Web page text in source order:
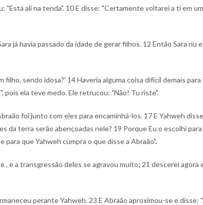
"Está ali na tenda". 10 E disse: "Certamente voltarei a ti em
já havia passado da idade de gerar filhos. 12 Então Sara riu
filho, sendo idosa?' 14 Haveria alguma coisa difícil demais
pois ela teve medo. Ele retrucou: "Não! Tu riste".
foi junto com eles para encaminhá-los. 17 E Yahweh
da terra serão abençoadas nele? 19 Porque Eu o escolhi
que Yahweh cumpra o que disse a Abraão".
, e a transgressão deles se agravou muito; 21 descerei agora
perante Yahweh. 23 E Abraão aproximou-se e